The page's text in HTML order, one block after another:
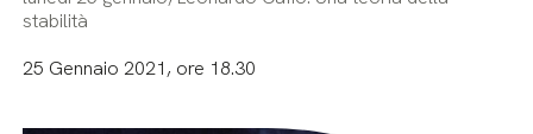
stabilità
25 Gennaio 2021, ore 18.30